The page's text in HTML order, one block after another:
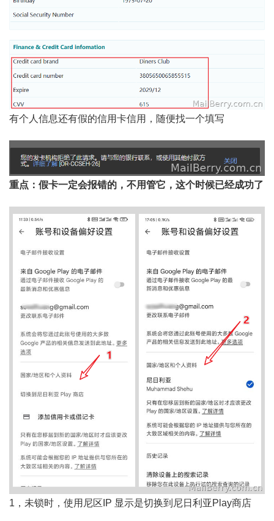
有个人信息还有假的信用卡信用，随便找一个填写
重点：假卡一定会报错的，不用管它，这个时候已经成功了
1，未锁时，使用尼区IP 显示是切换到尼日利亚Play商店